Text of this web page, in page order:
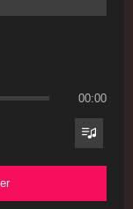
00:00